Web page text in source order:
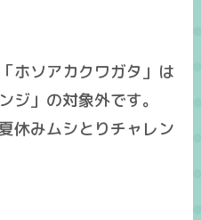
ホソアカクワガタ」は
ジ」の対象外です。
休みムシとりチャレン